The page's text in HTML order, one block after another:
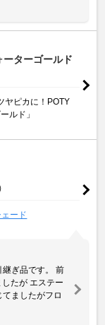
ーターゴールド
ヤピカに！POTY
ルド」
ード
継ぎ品です。 前
たが エステー
ましたがフロ